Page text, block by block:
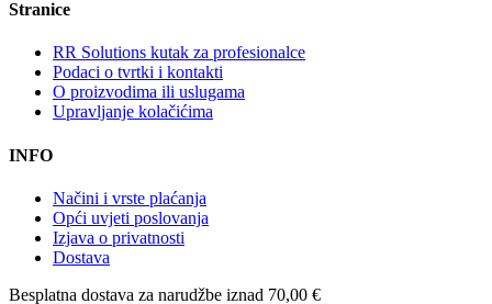
Stranice
RR Solutions kutak za profesionalce
Podaci o tvrtki i kontakti
O proizvodima ili uslugama
Upravljanje kolačićima
INFO
Načini i vrste plaćanja
Opći uvjeti poslovanja
Izjava o privatnosti
Dostava
Besplatna dostava za narudžbe iznad 70,00 €